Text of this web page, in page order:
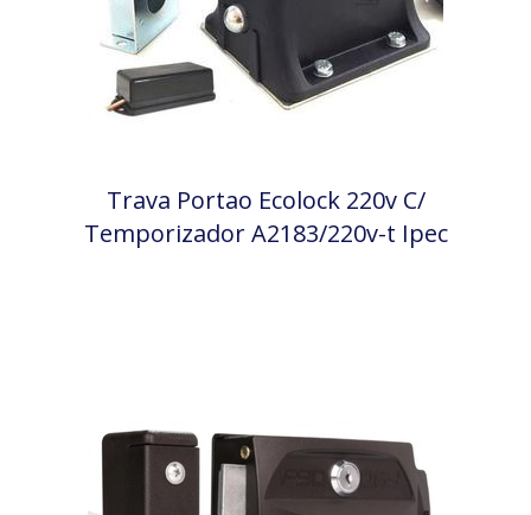
Trava Portao Ecolock 220v C/
Temporizador A2183/220v-t Ipec